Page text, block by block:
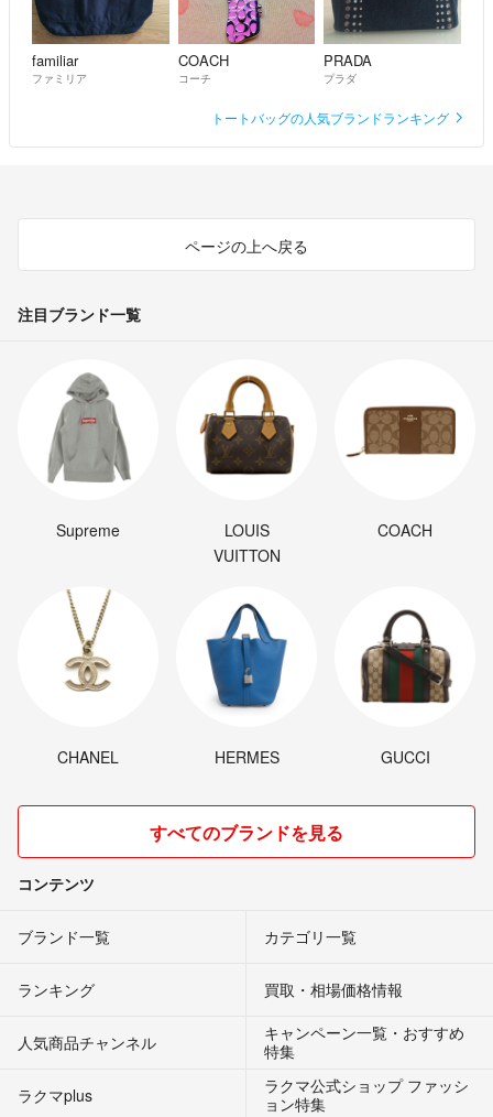
familiar
ファミリア
COACH
コーチ
PRADA
プラダ
トートバッグの人気ブランドランキング
ページの上へ戻る
注目ブランド一覧
Supreme
LOUIS
VUITTON
COACH
CHANEL HERMES GUCCI
すべてのブランドを見る
コンテンツ
ブランド一覧 カテゴリ一覧
ランキング 買取・相場価格情報
人気商品チャンネル
キャンペーン一覧・おすすめ
特集
ラクマplus
ラクマ公式ショップ ファッシ
ョン特集